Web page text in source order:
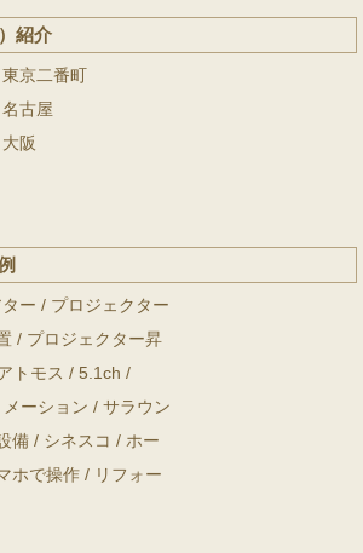
紹介
京二番町
古屋
阪
ー / プロジェクター
/ プロジェクター昇
トモス / 5.1ch /
ーション / サラウン
備 / シネスコ / ホー
ホで操作 / リフォー